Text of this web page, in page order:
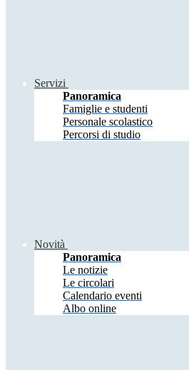
Servizi
Panoramica
Famiglie e studenti
Personale scolastico
Percorsi di studio
Novità
Panoramica
Le notizie
Le circolari
Calendario eventi
Albo online